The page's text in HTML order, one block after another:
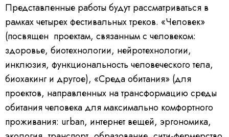
Представленные работы будут рассматриваться в
рамках четырех фестивальных треков. «Человек»
(посвящен проектам, связанным с человеком:
здоровье, биотехнологии, нейротехнологии,
инклюзия, функциональность человеческого тела,
биохакинг и другое), «Среда обитания» (для
проектов, направленных на трансформацию среды
обитания человека для максимально комфортного
проживания: urban, интернет вещей, эргономика,